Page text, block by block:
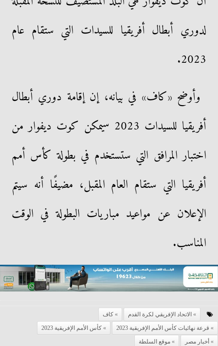
لدوري أبطال أفريقيا للسيدات التي ستقام عام
2023.
وأوضح «كاف» في بيانه، إن إقامة دوري أبطال
أفريقيا للسيدات 2023 سيمكن كوت ديفوار من
اختبار المرافق التي ستستخدم في بطولة كأس أمم
أفريقيا التي ستقام العام المقبل، مضيفًا أنه سيتم
الإعلان عن مواعيد مباريات البطولة في الوقت
المناسب.
الاتحاد الإفريقي لكرة القدم
كاف
قرعة نهائيات كأس الأمم الإفريقية 2023
كأس الأمم الإفريقية 2023
أخبار مصر
موقع السلطة